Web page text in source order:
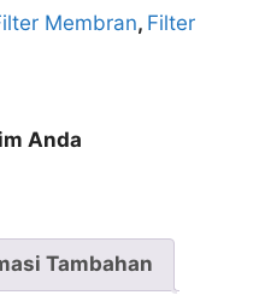
Membran, Filter
Anda
Tambahan